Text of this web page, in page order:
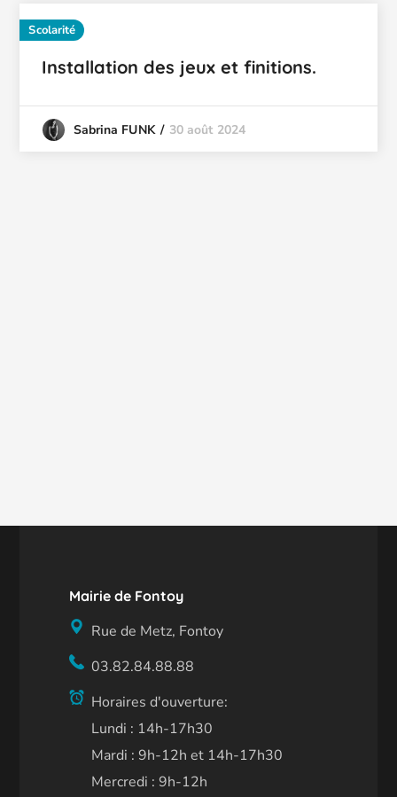
Scolarité
Installation des jeux et finitions.
Sabrina FUNK 30 août 2024
Mairie de Fontoy
Rue de Metz, Fontoy
03.82.84.88.88
Horaires d'ouverture:
Lundi : 14h-17h30
Mardi : 9h-12h et 14h-17h30
Mercredi : 9h-12h